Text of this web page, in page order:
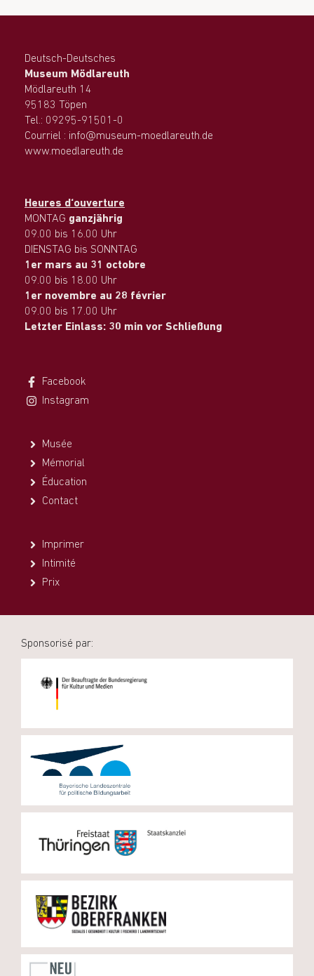
Deutsch-Deutsches
Museum Mödlareuth
Mödlareuth 14
95183 Töpen
Tel.: 09295-91501-0
Courriel : info@museum-moedlareuth.de
www.moedlareuth.de
Heures d‘ouverture
MONTAG ganzjährig
09.00 bis 16.00 Uhr
DIENSTAG bis SONNTAG
1er mars au 31 octobre
09.00 bis 18.00 Uhr
1er novembre au 28 février
09.00 bis 17.00 Uhr
Letzter Einlass: 30 min vor Schließung
Facebook
Instagram
Musée
Mémorial
Éducation
Contact
Imprimer
Intimité
Prix
Sponsorisé par: